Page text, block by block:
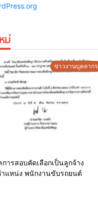
ม่
ข่าวงานบุคลากร
ารสอบคัดเลือกเป็นลูกจ้าง
แหน่ง พนักงานขับรถยนต์